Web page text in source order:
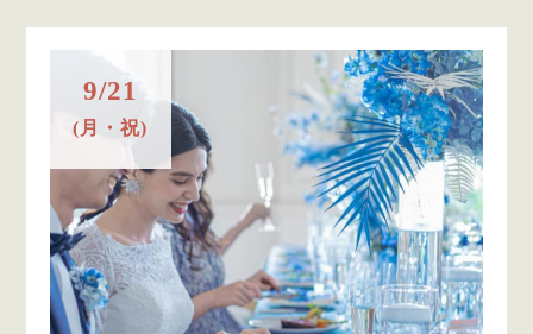
9/21
(月・祝)